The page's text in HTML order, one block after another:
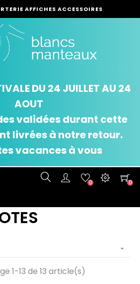
AFFICHES ACCESSOIRES
DU 24 JUILLET AU 24
AOUT
validées durant cette
livrées à notre retour.
vacances à vous
0 0

1-13 de 13 article(s)